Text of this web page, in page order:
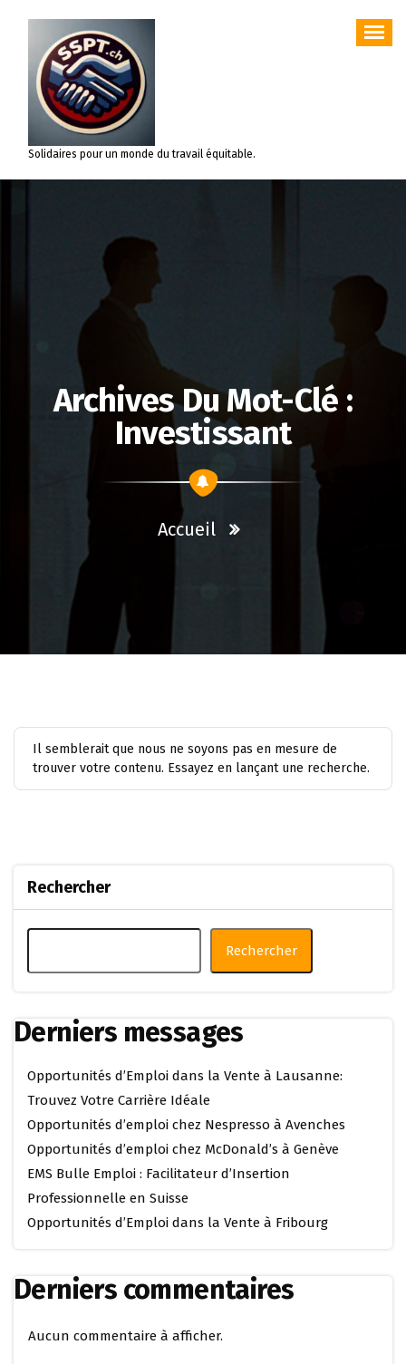
contenu
Solidaires pour un monde du travail équitable.
Archives Du Mot-Clé :
Investissant
Accueil
Il semblerait que nous ne soyons pas en mesure de
trouver votre contenu. Essayez en lançant une recherche.
Rechercher
Rechercher
Derniers messages
Opportunités d’Emploi dans la Vente à Lausanne:
Trouvez Votre Carrière Idéale
Opportunités d’emploi chez Nespresso à Avenches
Opportunités d’emploi chez McDonald’s à Genève
EMS Bulle Emploi : Facilitateur d’Insertion
Professionnelle en Suisse
Opportunités d’Emploi dans la Vente à Fribourg
Derniers commentaires
Aucun commentaire à afficher.